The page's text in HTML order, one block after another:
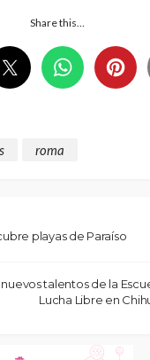
Share this…
roma
playas de Paraíso
talentos de la
Lucha Libre en